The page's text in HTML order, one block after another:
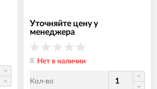
Уточняйте цену у
менеджера
Нет в наличии
Кол-во